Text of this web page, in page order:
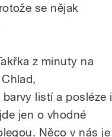
se nějak
z minuty na
listí a posléze i
jen o vhodné
Něco v nás je